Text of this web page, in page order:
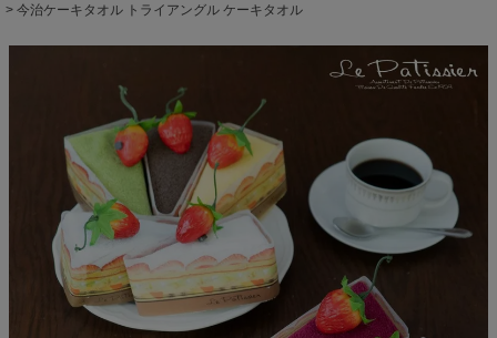
今治ケーキタオル トライアングル ケーキタオル